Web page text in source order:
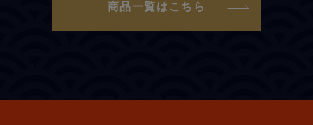
商品一覧はこちら